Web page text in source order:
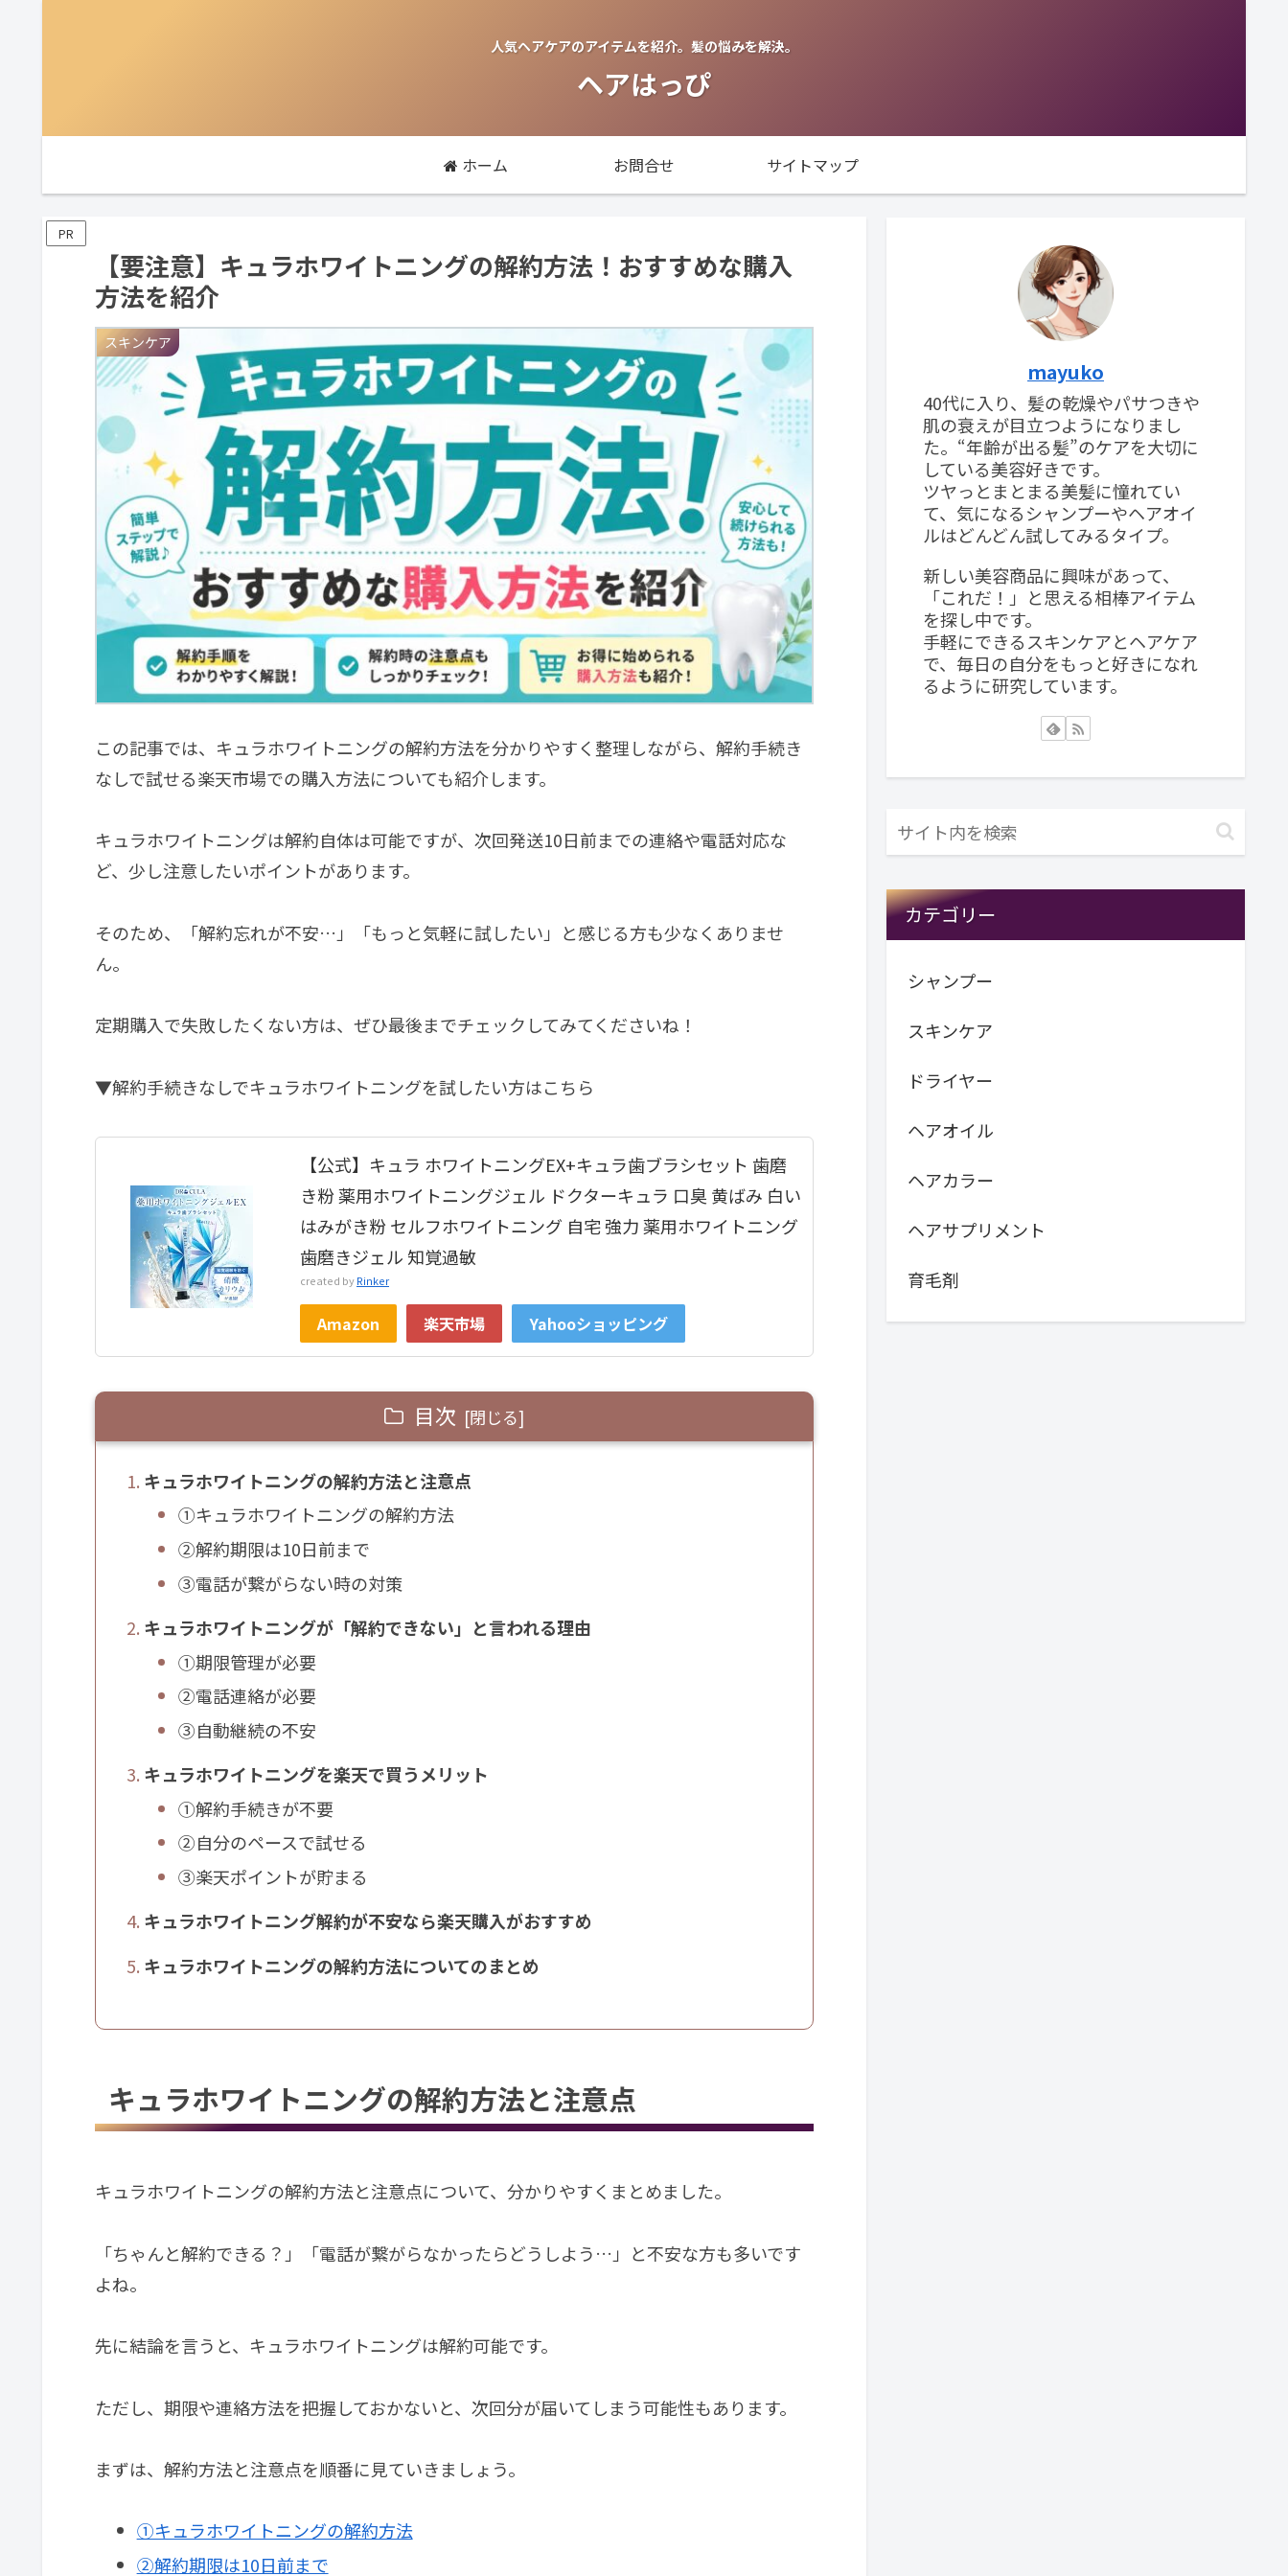
人気ヘアケアのアイテムを紹介。髪の悩みを解決。
ヘアはっぴ
ホーム お問合せ サイトマップ
PR
【要注意】キュラホワイトニングの解約方法！おすすめな購入
方法を紹介
スキンケア
この記事では、キュラホワイトニングの解約方法を分かりやすく整理しながら、解約手続き
なしで試せる楽天市場での購入方法についても紹介します。
キュラホワイトニングは解約自体は可能ですが、次回発送10日前までの連絡や電話対応な
ど、少し注意したいポイントがあります。
そのため、「解約忘れが不安…」「もっと気軽に試したい」と感じる方も少なくありませ
ん。
定期購入で失敗したくない方は、ぜひ最後までチェックしてみてくださいね！
▼解約手続きなしでキュラホワイトニングを試したい方はこちら
【公式】キュラ ホワイトニングEX+キュラ歯ブラシセット 歯磨
き粉 薬用ホワイトニングジェル ドクターキュラ 口臭 黄ばみ 白い
はみがき粉 セルフホワイトニング 自宅 強力 薬用ホワイトニング
歯磨きジェル 知覚過敏
created byRinker
Amazon 楽天市場 Yahooショッピング
目次
キュラホワイトニングの解約方法と注意点
①キュラホワイトニングの解約方法
②解約期限は10日前まで
③電話が繋がらない時の対策
キュラホワイトニングが「解約できない」と言われる理由
①期限管理が必要
②電話連絡が必要
③自動継続の不安
キュラホワイトニングを楽天で買うメリット
①解約手続きが不要
②自分のペースで試せる
③楽天ポイントが貯まる
キュラホワイトニング解約が不安なら楽天購入がおすすめ
キュラホワイトニングの解約方法についてのまとめ
キュラホワイトニングの解約方法と注意点
キュラホワイトニングの解約方法と注意点について、分かりやすくまとめました。
「ちゃんと解約できる？」「電話が繋がらなかったらどうしよう…」と不安な方も多いです
よね。
先に結論を言うと、キュラホワイトニングは解約可能です。
ただし、期限や連絡方法を把握しておかないと、次回分が届いてしまう可能性もあります。
まずは、解約方法と注意点を順番に見ていきましょう。
①キュラホワイトニングの解約方法
②解約期限は10日前まで
mayuko
40代に入り、髪の乾燥やパサつきや
肌の衰えが目立つようになりまし
た。“年齢が出る髪”のケアを大切に
している美容好きです。
ツヤっとまとまる美髪に憧れてい
て、気になるシャンプーやヘアオイ
ルはどんどん試してみるタイプ。
新しい美容商品に興味があって、
「これだ！」と思える相棒アイテム
を探し中です。
手軽にできるスキンケアとヘアケア
で、毎日の自分をもっと好きになれ
るように研究しています。
カテゴリー
シャンプー
スキンケア
ドライヤー
ヘアオイル
ヘアカラー
ヘアサプリメント
育毛剤